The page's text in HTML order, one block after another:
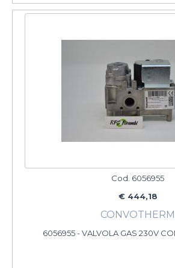
Cod. 6056955
€ 444,18
CONVOTHERM
6056955 - VALVOLA GAS 230V